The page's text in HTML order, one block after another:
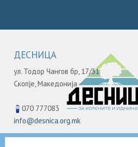
ДЕСНИЦА
ул. Тодор Чангов бр, 17/31
Скопје,Македонија
070 777083
info@desnica.org.mk